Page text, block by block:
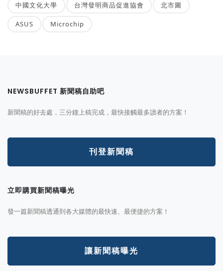
中國文化大學 台灣發明商品促進協會 北市圖
ASUS Microchip
NEWSBUFFET 新聞稿自助吧
新聞稿的好去處，三分鐘上稿完成，最快接觸最多讀者的方案！
刊登新聞稿
立即購買新聞稿曝光
發一篇新聞稿透通到各大媒體的最快速、最便捷的方案！
讓新聞稿曝光